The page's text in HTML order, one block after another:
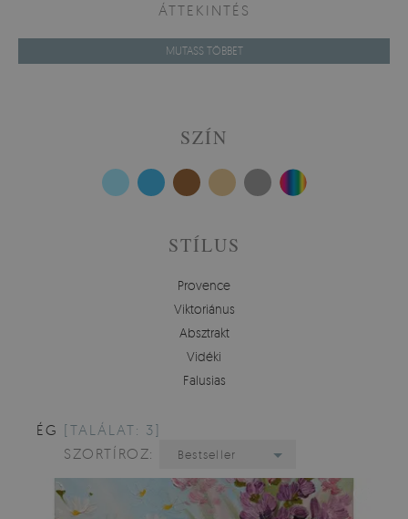
ÁTTEKINTÉS
MUTASS TÖBBET
SZÍN
STÍLUS
Provence
Viktoriánus
Absztrakt
Vidéki
Falusias
ÉG [TALÁLAT: 3]
SZORTÍROZ:
Bestseller